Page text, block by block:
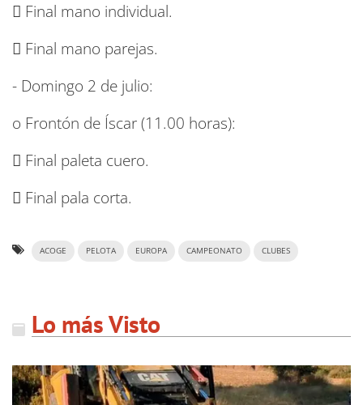
 Final mano individual.
 Final mano parejas.
- Domingo 2 de julio:
o Frontón de Íscar (11.00 horas):
 Final paleta cuero.
 Final pala corta.
ACOGE PELOTA EUROPA CAMPEONATO CLUBES
Lo más Visto